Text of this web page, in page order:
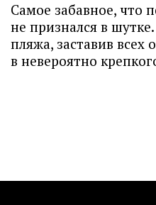
Самое забавное, что
не признался в
пляжа, заставив
в невероятно